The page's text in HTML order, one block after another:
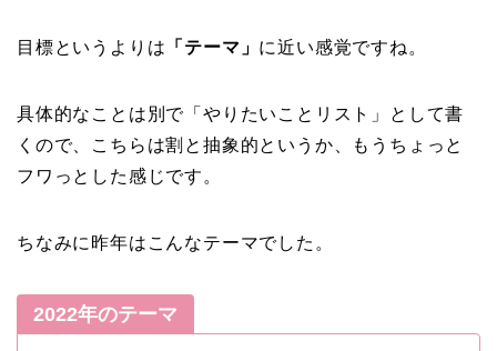
目標というよりは 「テーマ」 に近い感覚ですね。
具体的なことは別で「やりたいことリスト」として書
くので、こちらは割と抽象的というか、もうちょっと
フワっとした感じです。
ちなみに昨年はこんなテーマでした。
2022年のテーマ